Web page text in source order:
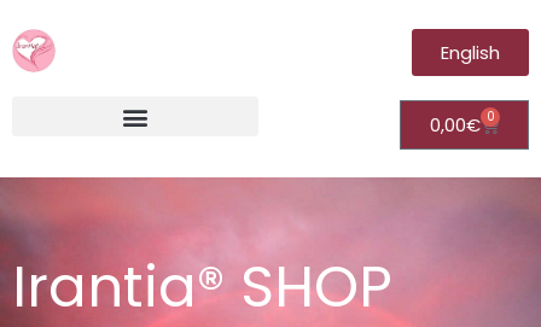
English
0,00€ 0
Irantia® SHOP